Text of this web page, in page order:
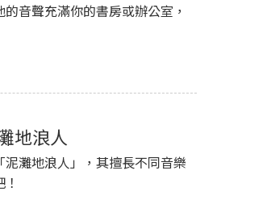
音聲充滿你的書房或辦公室，
地浪人
灘地浪人」，其擅長不同音樂